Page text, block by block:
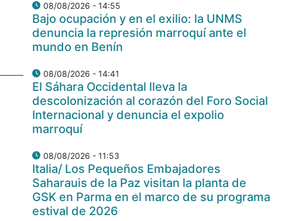
08/08/2026 - 14:55
Bajo ocupación y en el exilio: la UNMS
denuncia la represión marroquí ante el
mundo en Benín
08/08/2026 - 14:41
El Sáhara Occidental lleva la
descolonización al corazón del Foro Social
Internacional y denuncia el expolio
marroquí
08/08/2026 - 11:53
Italia/ Los Pequeños Embajadores
Saharauis de la Paz visitan la planta de
GSK en Parma en el marco de su programa
estival de 2026